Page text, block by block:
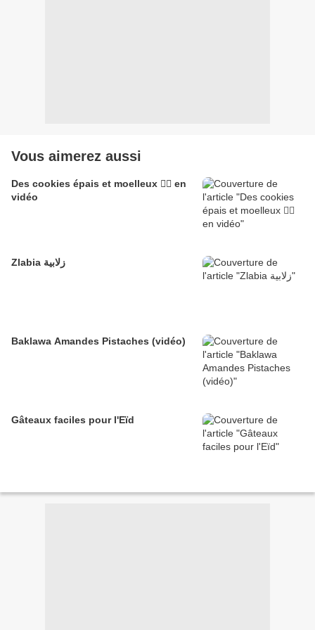
Vous aimerez aussi
Des cookies épais et moelleux 👌🏽 en
vidéo
Zlabia زلابية
Baklawa Amandes Pistaches (vidéo)
Gâteaux faciles pour l'Eïd